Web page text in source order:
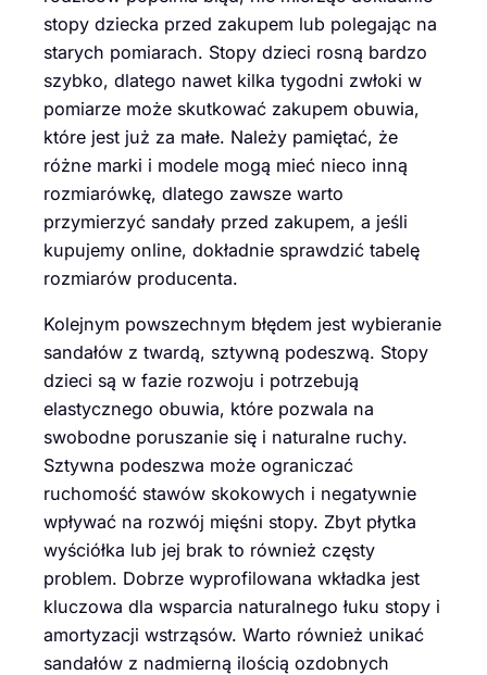
stopy dziecka przed zakupem lub polegając na
starych pomiarach. Stopy dzieci rosną bardzo
szybko, dlatego nawet kilka tygodni zwłoki w
pomiarze może skutkować zakupem obuwia,
które jest już za małe. Należy pamiętać, że
różne marki i modele mogą mieć nieco inną
rozmiarówkę, dlatego zawsze warto
przymierzyć sandały przed zakupem, a jeśli
kupujemy online, dokładnie sprawdzić tabelę
rozmiarów producenta.
Kolejnym powszechnym błędem jest wybieranie
sandałów z twardą, sztywną podeszwą. Stopy
dzieci są w fazie rozwoju i potrzebują
elastycznego obuwia, które pozwala na
swobodne poruszanie się i naturalne ruchy.
Sztywna podeszwa może ograniczać
ruchomość stawów skokowych i negatywnie
wpływać na rozwój mięśni stopy. Zbyt płytka
wyściółka lub jej brak to również częsty
problem. Dobrze wyprofilowana wkładka jest
kluczowa dla wsparcia naturalnego łuku stopy i
amortyzacji wstrząsów. Warto również unikać
sandałów z nadmierną ilością ozdobnych